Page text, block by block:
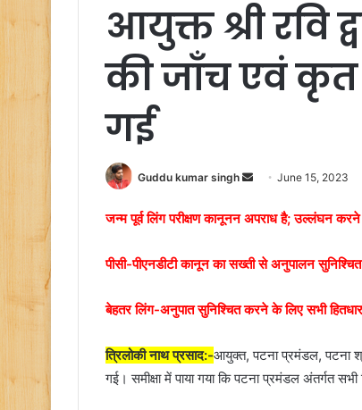
आयुक्त श्री रवि
की जाँच एवं कृत
गई
Guddu kumar singh
Send
email
June 15, 2023
जन्म पूर्व लिंग परीक्षण कानूनन अपराध है; उल्लंघन करने
पीसी-पीएनडीटी कानून का सख्ती से अनुपालन
बेहतर लिंग-अनुपात सुनिश्चित करने के लिए सभी
त्रिलोकी नाथ प्रसाद:-आयुक्त, पटना प्रमंडल, पटना
गई। समीक्षा में पाया गया कि पटना प्रमंडल अंतर्गत